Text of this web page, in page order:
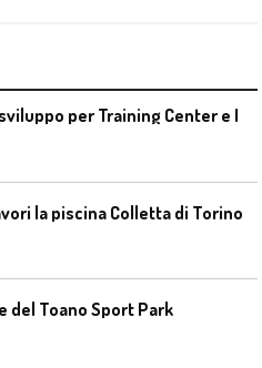
la piscina Colletta di Torino
del Toano Sport Park